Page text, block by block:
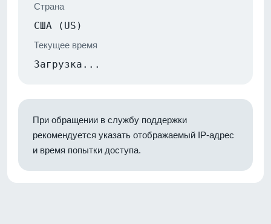
Страна
США (US)
Текущее время
Загрузка...
При обращении в службу поддержки
рекомендуется указать отображаемый IP-адрес
и время попытки доступа.